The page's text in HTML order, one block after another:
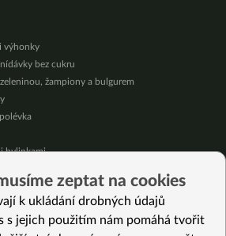
výhonky
bez cukru
žampiony a bulgurem
bylinkami
krémem
želé
zeptat na cookies
k ukládání drobných údajů
s jejich použitím nám pomáhá tvořit